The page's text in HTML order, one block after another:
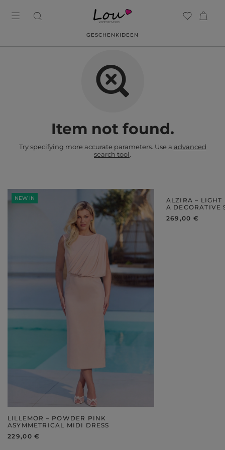
GESCHENKIDEEN
Item not found.
Try specifying more accurate parameters. Use a advanced
search tool.
NEW IN
LILLEMOR – POWDER PINK
ASYMMETRICAL MIDI DRESS
229,00 €
NEW IN
ALZIRA – LIGHT
A DECORATIVE
269,00 €